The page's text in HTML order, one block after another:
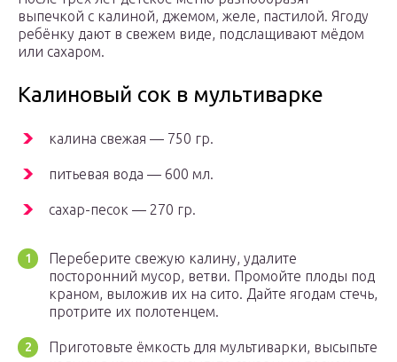
выпечкой с калиной, джемом, желе, пастилой. Ягоду
ребёнку дают в свежем виде, подслащивают мёдом
или сахаром.
Калиновый сок в мультиварке
калина свежая — 750 гр.
питьевая вода — 600 мл.
сахар-песок — 270 гр.
Переберите свежую калину, удалите
посторонний мусор, ветви. Промойте плоды под
краном, выложив их на сито. Дайте ягодам стечь,
протрите их полотенцем.
Приготовьте ёмкость для мультиварки, высыпьте